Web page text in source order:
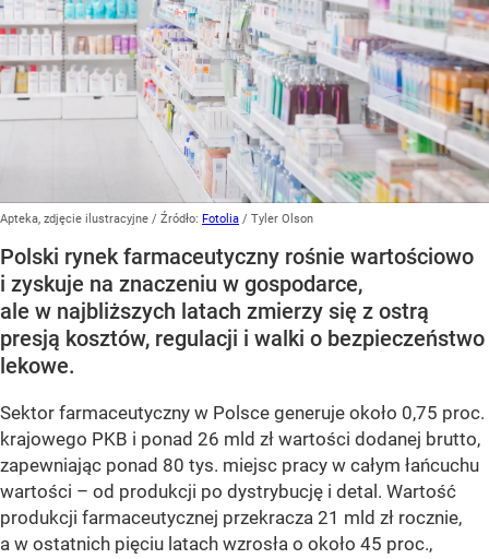
Apteka, zdjęcie ilustracyjne / Źródło: Fotolia / Tyler Olson
Polski rynek farmaceutyczny rośnie wartościowo
i zyskuje na znaczeniu w gospodarce,
ale w najbliższych latach zmierzy się z ostrą
presją kosztów, regulacji i walki o bezpieczeństwo
lekowe.
Sektor farmaceutyczny w Polsce generuje około 0,75 proc.
krajowego PKB i ponad 26 mld zł wartości dodanej brutto,
zapewniając ponad 80 tys. miejsc pracy w całym łańcuchu
wartości – od produkcji po dystrybucję i detal. Wartość
produkcji farmaceutycznej przekracza 21 mld zł rocznie,
a w ostatnich pięciu latach wzrosła o około 45 proc.,